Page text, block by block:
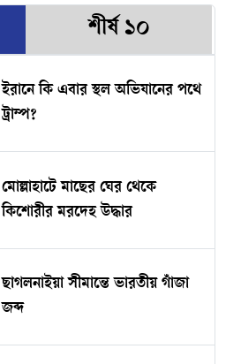
শীর্ষ ১০
ইরানে কি এবার স্থল অভিযানের পথে
ট্রাম্প?
মোল্লাহাটে মাছের ঘের থেকে
কিশোরীর মরদেহ উদ্ধার
ছাগলনাইয়া সীমান্তে ভারতীয় গাঁজা
জব্দ